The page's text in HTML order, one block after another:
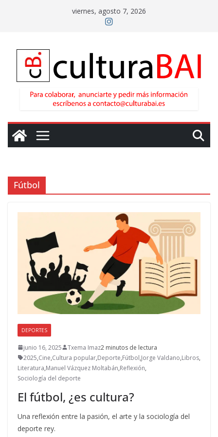
viernes, agosto 7, 2026
Fútbol
DEPORTES
junio 16, 2025 Txema Imaz2 minutos de lectura
2025,Cine,Cultura popular,Deporte,Fútbol,Jorge Valdano,Libros,
Literatura,Manuel Vázquez Moltabán,Reflexión,
Sociología del deporte
El fútbol, ¿es cultura?
Una reflexión entre la pasión, el arte y la sociología del
deporte rey.